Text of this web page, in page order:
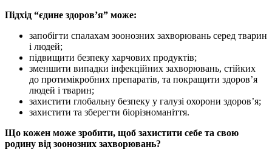
Підхід “єдине здоров’я” може:
запобігти спалахам зоонозних захворювань серед тварин
і людей;
підвищити безпеку харчових продуктів;
зменшити випадки інфекційних захворювань, стійких
до протимікробних препаратів, та покращити здоров’я
людей і тварин;
захистити глобальну безпеку у галузі охорони здоров’я;
захистити та зберегти біорізноманіття.
Що кожен може зробити, щоб захистити себе та свою
родину від зоонозних захворювань?